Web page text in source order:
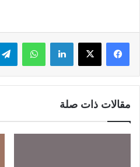
لينكدإن واتساب
مقالات ذات صلة